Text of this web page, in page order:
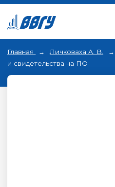
Главная Личковаха А. В.
и свидетельства на ПО